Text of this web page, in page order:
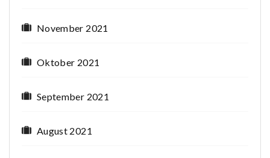
November 2021
Oktober 2021
September 2021
August 2021